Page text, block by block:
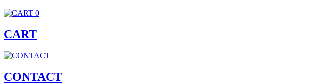
0
CART
CONTACT